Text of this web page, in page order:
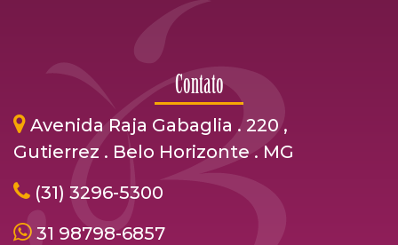
Contato
Avenida Raja Gabaglia . 220 ,
Gutierrez . Belo Horizonte . MG
(31) 3296-5300
31 98798-6857